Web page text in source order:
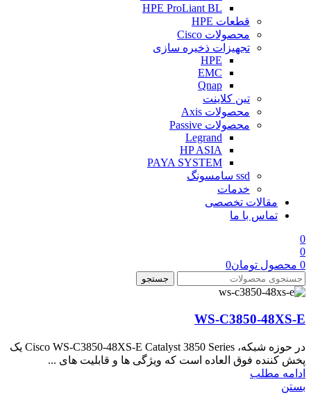
HPE ProLiant BL
قطعات HPE
محصولات Cisco
تجهیزات ذخیره سازی
HPE
EMC
Qnap
تین کلاینت
محصولات Axis
محصولات Passive
Legrand
HP ASIA
PAYA SYSTEM
ssd سامسونگ
خدمات
مقالات تخصصی
تماس با ما
0
0
0 محصول تومان0
جستجو
WS-C3850-48XS-E
در حوزه شبکه، Cisco WS-C3850-48XS-E Catalyst 3850 Series یک
پخش کننده فوق العاده است که ویژگی ها و قابلیت های ...
ادامه مطلب
بستن